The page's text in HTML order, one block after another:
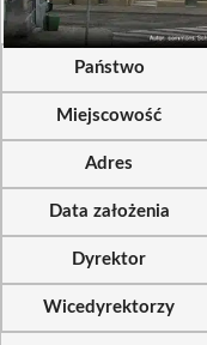
Państwo
Miejscowość
Adres
Data założenia
Dyrektor
Wicedyrektorzy